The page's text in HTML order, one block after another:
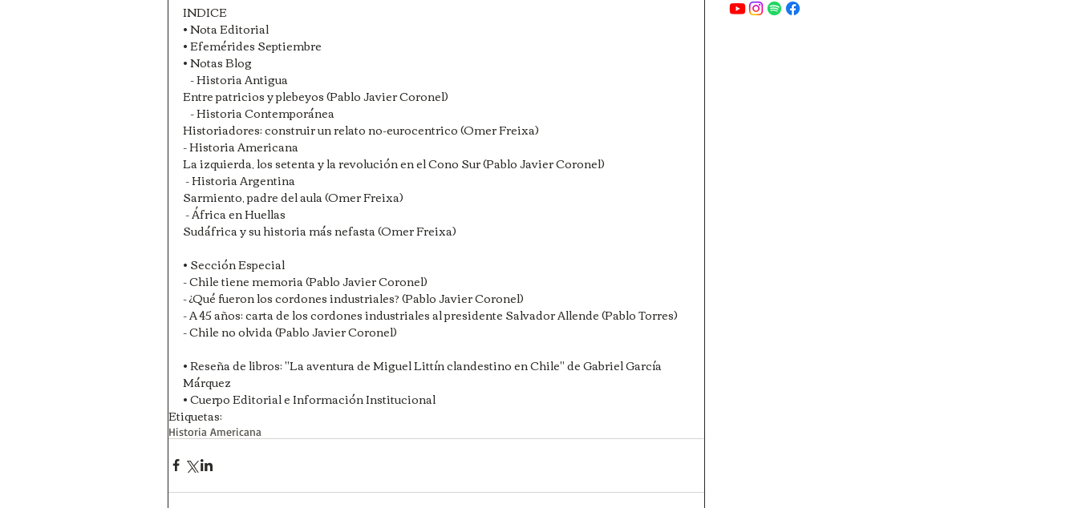
INDICE
• Nota Editorial
• Efemérides Septiembre
• Notas Blog
   - Historia Antigua
Entre patricios y plebeyos (Pablo Javier Coronel)
   - Historia Contemporánea
Historiadores: construir un relato no-eurocentrico (Omer Freixa)
- Historia Americana
La izquierda, los setenta y la revolución en el Cono Sur (Pablo Javier Coronel)
- Historia Argentina
Sarmiento, padre del aula (Omer Freixa)
- África en Huellas
Sudáfrica y su historia más nefasta (Omer Freixa)
• Sección Especial
- Chile tiene memoria (Pablo Javier Coronel)
- ¿Qué fueron los cordones industriales? (Pablo Javier Coronel)
- A 45 años: carta de los cordones industriales al presidente Salvador Allende (Pablo Torres)
- Chile no olvida (Pablo Javier Coronel)
• Reseña de libros: "La aventura de Miguel Littín clandestino en Chile" de Gabriel García
Márquez
• Cuerpo Editorial e Información Institucional
Etiquetas:
Historia Americana